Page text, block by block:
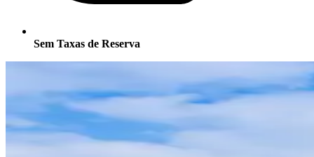
Sem Taxas de Reserva